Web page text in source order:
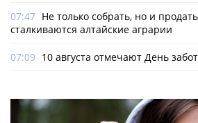
07:47 Не только собрать, но и
сталкиваются алтайские аграрии
07:09 10 августа отмечают День